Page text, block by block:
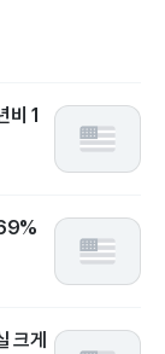
비 1
크게